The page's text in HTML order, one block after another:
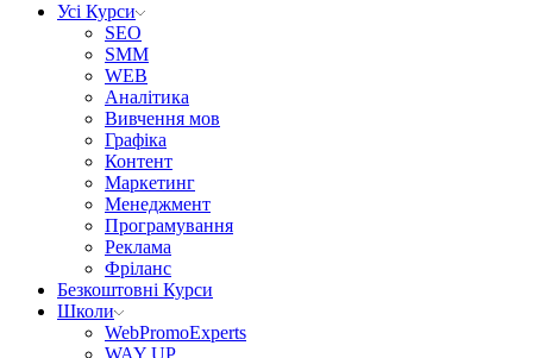
Усі Курси
SEO
SMM
WEB
Аналітика
Вивчення мов
Графіка
Контент
Маркетинг
Менеджмент
Програмування
Реклама
Фріланс
Безкоштовні Курси
Школи
WebPromoExperts
WAY UP